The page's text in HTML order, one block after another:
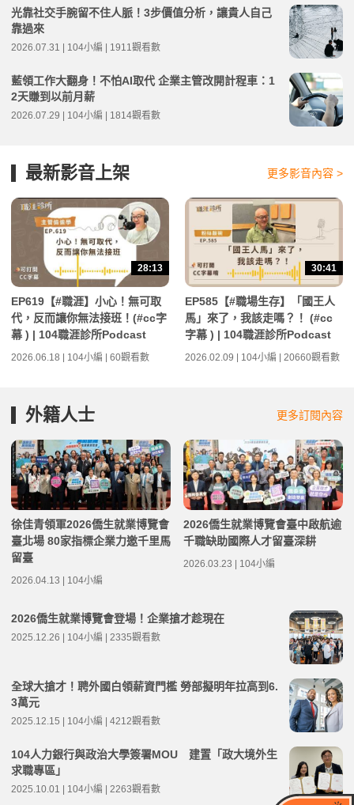
光靠社交手腕留不住人脈！3步價值分析，讓貴人自己
靠過來
2026.07.31 | 104小編 | 1911觀看數
藍領工作大翻身！不怕AI取代 企業主管改開計程車：1
2天賺到以前月薪
2026.07.29 | 104小編 | 1814觀看數
最新影音上架 更多影音內容 >
28:13
EP619【#職涯】小心！無可取
代，反而讓你無法接班！(#cc字
幕 ) | 104職涯診所Podcast
2026.06.18 | 104小編 | 60觀看數
30:41
EP585【#職場生存】「國王人
馬」來了，我該走嗎？！ (#cc
字幕 ) | 104職涯診所Podcast
2026.02.09 | 104小編 | 20660觀看數
外籍人士 更多訂閱內容
徐佳青領軍2026僑生就業博覽會
臺北場 80家指標企業力邀千里馬
留臺
2026.04.13 | 104小編
2026僑生就業博覽會臺中啟航逾
千職缺助國際人才留臺深耕
2026.03.23 | 104小編
2026僑生就業博覽會登場！企業搶才趁現在
2025.12.26 | 104小編 | 2335觀看數
全球大搶才！聘外國白領薪資門檻 勞部擬明年拉高到6.
3萬元
2025.12.15 | 104小編 | 4212觀看數
104人力銀行與政治大學簽署MOU 建置「政大境外生
求職專區」
2025.10.01 | 104小編 | 2263觀看數